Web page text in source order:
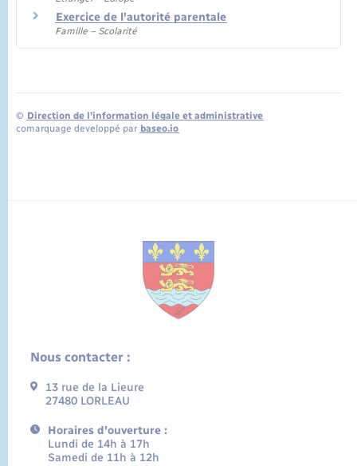
Exercice de l'autorité parentale
Famille – Scolarité
© Direction de l’information légale et administrative
comarquage developpé par baseo.io
Nous contacter :
13 rue de la Lieure
27480 LORLEAU
Horaires d'ouverture :
Lundi de 14h à 17h
Samedi de 11h à 12h